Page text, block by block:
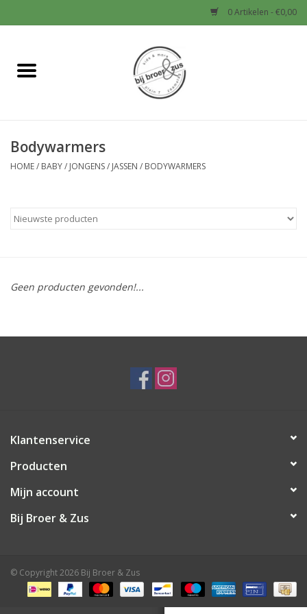
0 Artikelen - €0,00
Home
Baby
Meisjes
Schoenen en Tassen
Speelgoed
Bodywarmers
HOME/ BABY/ JONGENS/ JASSEN / BODYWARMERS
Geen producten gevonden!...
Klantenservice
Producten
Mijn account
Bij Broer & Zus
© Copyright 2026 Bij Broer & Zus